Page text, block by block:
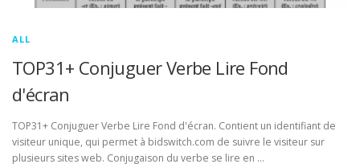
ALL
TOP31+ Conjuguer Verbe Lire Fond
d'écran
TOP31+ Conjuguer Verbe Lire Fond d'écran. Contient un identifiant de
visiteur unique, qui permet à bidswitch.com de suivre le visiteur sur
plusieurs sites web. Conjugaison du verbe se lire en …